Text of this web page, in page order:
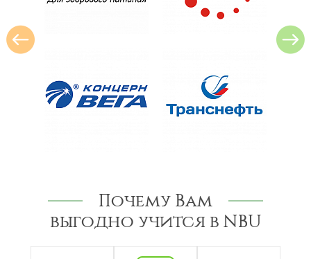
Почему Вам
выгодно учится в NBU